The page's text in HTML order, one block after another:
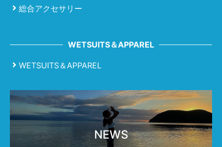
総合アクセサリー
WETSUITS＆APPAREL
WETSUITS＆APPAREL
NEWS